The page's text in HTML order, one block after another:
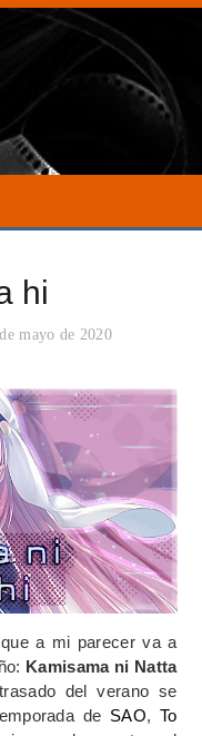
hi
mayo de 2020
a mi parecer va a
Kamisama ni Natta
del verano se
de SAO, To